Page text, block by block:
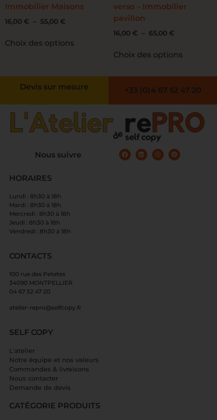
Immobilier Maisons
16,00 € – 55,00 €
Choix des options
verso – Immobilier
pavillon
16,00 € – 65,00 €
Choix des options
Devis sur mesure +33 (0)4 67 52 47 20
Nous suivre
HORAIRES
Lundi : 8h30 à 18h
Mardi : 8h30 à 18h
Mercredi : 8h30 à 18h
Jeudi : 8h30 à 18h
Vendredi : 8h30 à 18h
CONTACTS
100 rue des Petetes
34090 MONTPELLIER
04 67 52 47 20
atelier-repro@selfcopy.fr
SELF COPY
L'atelier
Notre équipe et nos valeurs
Commandes & livraisons
Nous contacter
Demande de devis
CATÉGORIE PRODUITS